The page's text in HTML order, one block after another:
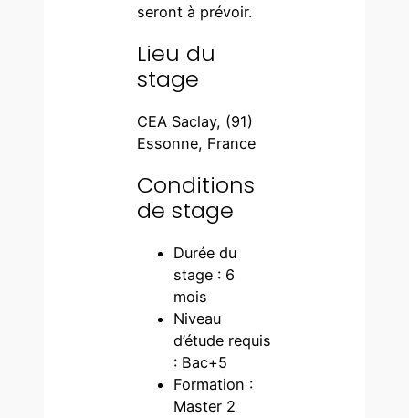
seront à prévoir.
Lieu du
stage
CEA Saclay, (91)
Essonne, France
Conditions
de stage
Durée du
stage : 6
mois
Niveau
d’étude requis
: Bac+5
Formation :
Master 2